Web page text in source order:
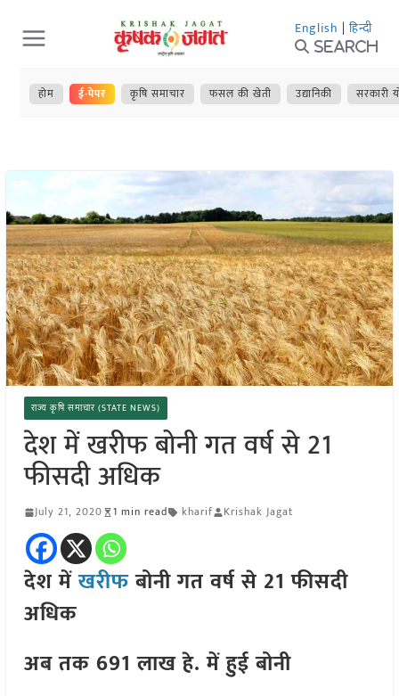
Skip
to
content
English | हिन्दी
Search
होम ई-पेपर कृषि समाचार फसल की खेती उद्यानिकी सरकारी
राज्य कृषि समाचार (STATE NEWS)
देश में खरीफ बोनी गत वर्ष से 21
फीसदी अधिक
July 21, 2020 1 min read kharif Krishak Jagat
देश मेंखरीफबोनी गत वर्ष से 21 फीसदी
अधिक
अब तक 691 लाख हे. में हुई बोनी